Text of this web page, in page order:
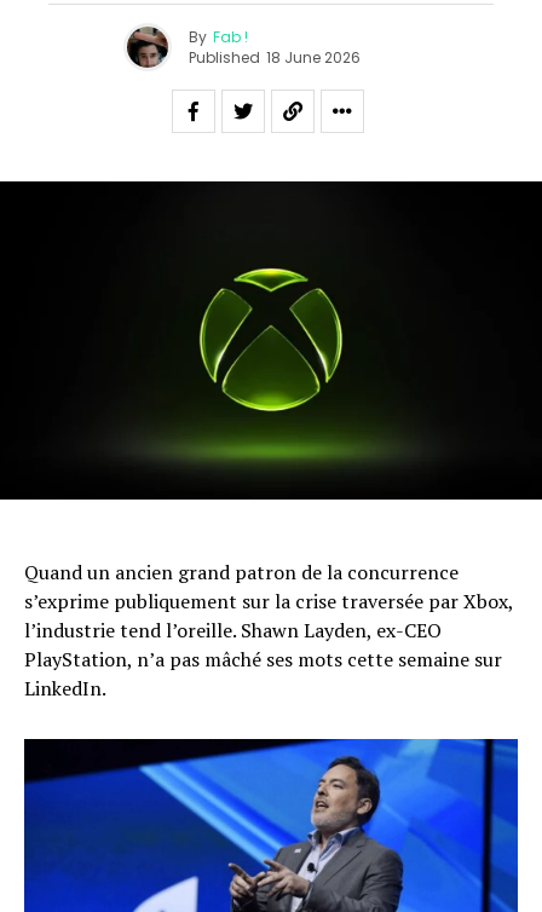
By Fab !
Published 18 June 2026
Quand un ancien grand patron de la concurrence
s’exprime publiquement sur la crise traversée par Xbox,
l’industrie tend l’oreille. Shawn Layden, ex-CEO
PlayStation, n’a pas mâché ses mots cette semaine sur
LinkedIn.